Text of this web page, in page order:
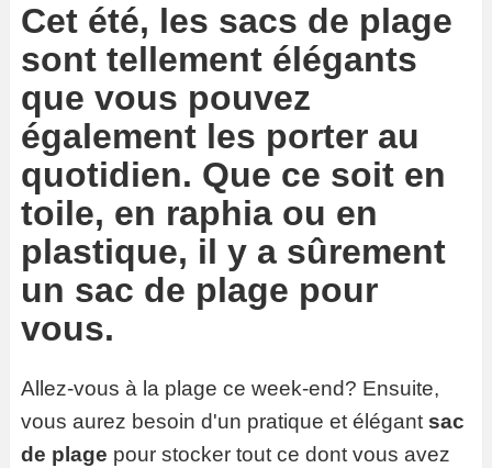
Cet été, les sacs de plage
sont tellement élégants
que vous pouvez
également les porter au
quotidien. Que ce soit en
toile, en raphia ou en
plastique, il y a sûrement
un sac de plage pour
vous.
Allez-vous à la plage ce week-end? Ensuite,
vous aurez besoin d'un pratique et élégant sac
de plage pour stocker tout ce dont vous avez